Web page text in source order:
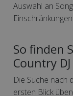
Auswahl an
Einschränkungen.
So finden
Country
Die Suche nach
ersten Blick